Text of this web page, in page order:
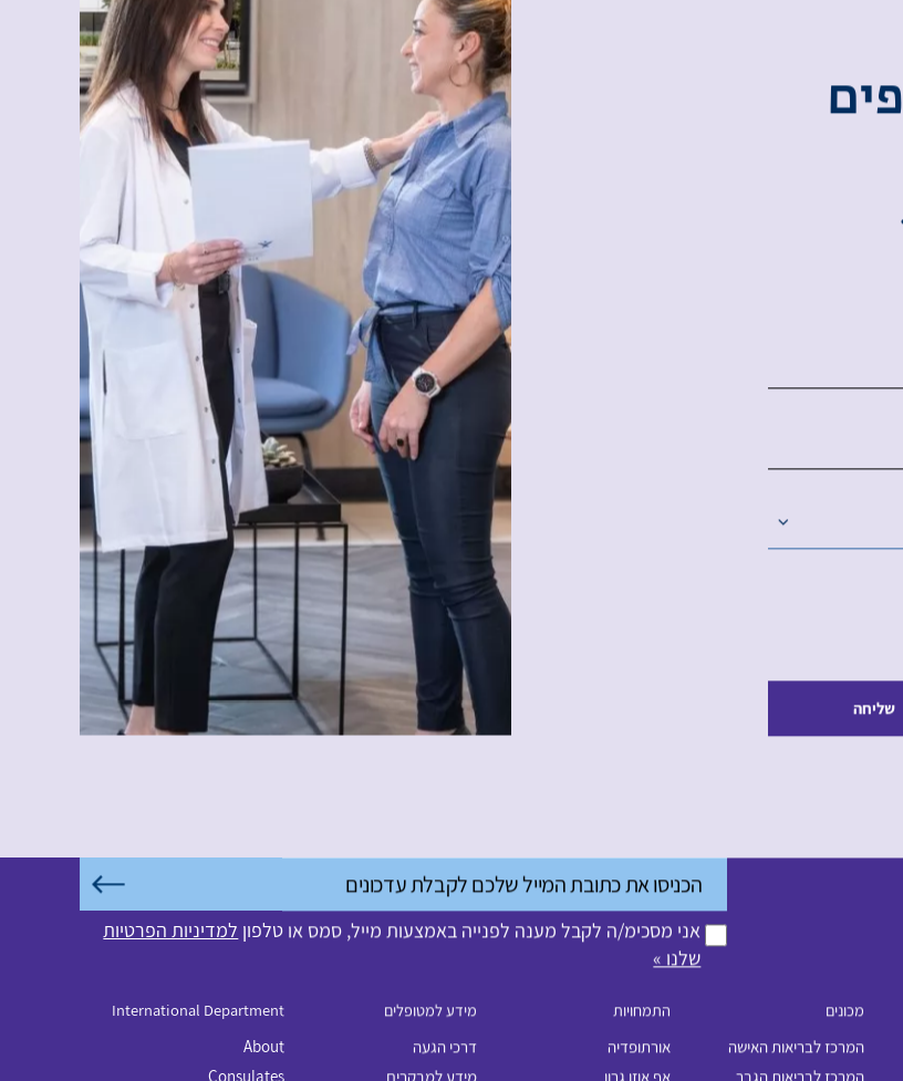
פים
שליחה
אני מסכימ/ה לקבל מענה לפנייה באמצעות מייל, סמס או טלפוןלמדיניות הפרטיות
שלנו »
מכונים
המרכז לבריאות האישה
התמחויות
אורתופדיה
מידע למטופלים
דרכי הגעה
International Department
About